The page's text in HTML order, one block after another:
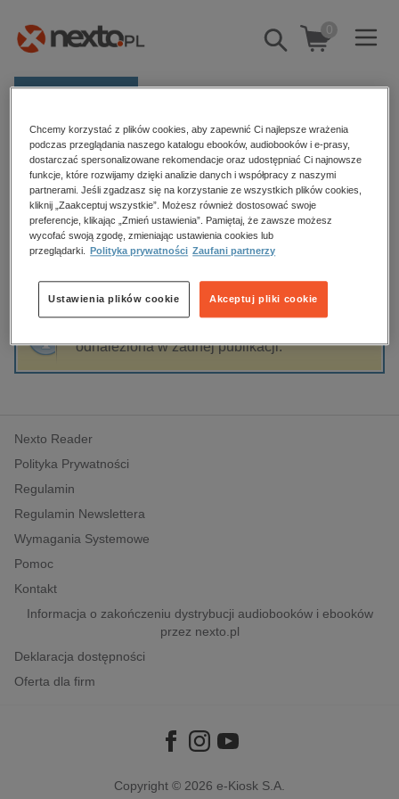
Pokaż/schowaj
wyszukiwarkę
0
Kategorie
Zobacz wszystkie E-prasa
budownictwo, aranżacja wnętrz
biznesowe, branżowe, gospodarka
dzienniki
edukacja
hobby, sport, rozrywka
komputery, internet, technologie, informatyka
polityka, społeczno-informacyjne
psychologiczne
inne
popularno-naukowe
historia
Strona główna HANDYBOOKS-STUDIO
HANDYBOOKS-STUDIO
Sortowanie Filtrowanie
odnaleziona w żadnej publikacji.
Nexto Reader
Polityka Prywatności
Regulamin
Regulamin Newslettera
Wymagania Systemowe
Pomoc
Kontakt
Informacja o zakończeniu dystrybucji audiobooków i ebooków
przez nexto.pl
Deklaracja dostępności
Oferta dla firm
Copyright © 2026 e-Kiosk S.A.
Chcemy korzystać z plików cookies, aby zapewnić Ci najlepsze wrażenia
podczas przeglądania naszego katalogu ebooków, audiobooków i e-prasy,
dostarczać spersonalizowane rekomendacje oraz udostępniać Ci najnowsze
funkcje, które rozwijamy dzięki analizie danych i współpracy z naszymi
partnerami. Jeśli zgadzasz się na korzystanie ze wszystkich plików cookies,
kliknij „Zaakceptuj wszystkie”. Możesz również dostosować swoje
preferencje, klikając „Zmień ustawienia”. Pamiętaj, że zawsze możesz
wycofać swoją zgodę, zmieniając ustawienia cookies lub
przeglądarki.
Polityka prywatności Zaufani partnerzy
Akceptuj pliki cookie
Ustawienia plików cookie